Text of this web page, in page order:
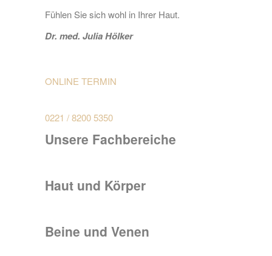
Fühlen Sie sich wohl in Ihrer Haut.
Dr. med. Julia Hölker
ONLINE TERMIN
0221 / 8200 5350
Unsere Fachbereiche
Haut und Körper
Beine und Venen